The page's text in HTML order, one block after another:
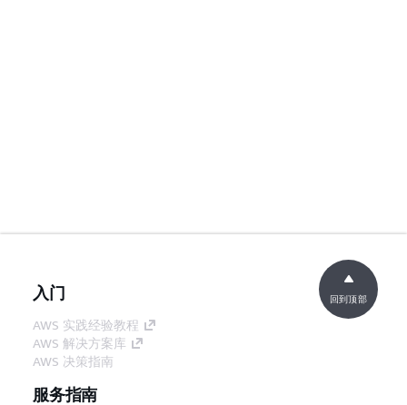
入门
AWS 实践经验教程
AWS 解决方案库
AWS 决策指南
服务指南
回到顶部